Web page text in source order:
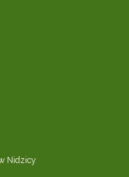
Nidzicy